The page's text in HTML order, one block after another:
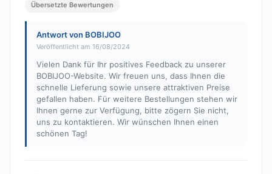
Übersetzte Bewertungen
Antwort von BOBIJOO
Veröffentlicht am 16/08/2024
Vielen Dank für Ihr positives Feedback zu unserer
BOBIJOO-Website. Wir freuen uns, dass Ihnen die
schnelle Lieferung sowie unsere attraktiven Preise
gefallen haben. Für weitere Bestellungen stehen wir
Ihnen gerne zur Verfügung, bitte zögern Sie nicht,
uns zu kontaktieren. Wir wünschen Ihnen einen
schönen Tag!